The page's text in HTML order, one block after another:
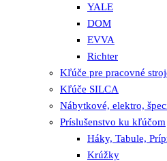
YALE
DOM
EVVA
Richter
Kľúče pre pracovné
Kľúče SILCA
Nábytkové, elektro,
Príslušenstvo ku kľúčom
Háky, Tabule,
Krúžky